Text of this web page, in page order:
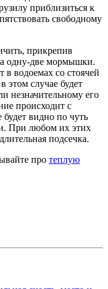
приблизиться к
свободному
прикрепив
одну-две мормышки.
водоемах со стоячей
этом случае будет
незначительному его
происходит с
видно по чуть
При любом их этих
подсечка.
про теплую